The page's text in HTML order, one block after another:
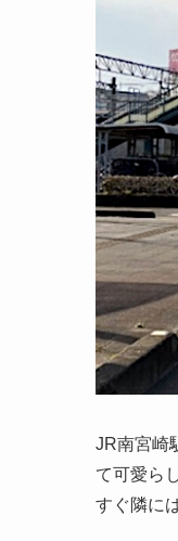
JR南宮崎
て可愛ら
すぐ隣に